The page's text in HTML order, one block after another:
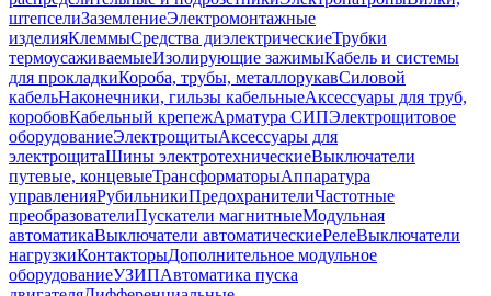
штепселиЗаземлениеЭлектромонтажные
изделияКлеммыСредства диэлектрическиеТрубки
термоусаживаемыеИзолирующие зажимыКабель и системы
для прокладкиКороба, трубы, металлорукавСиловой
кабельНаконечники, гильзы кабельныеАксессуары для труб,
коробовКабельный крепежАрматура СИПЭлектрощитовое
оборудованиеЭлектрощитыАксессуары для
электрощитаШины электротехническиеВыключатели
путевые, концевыеТрансформаторыАппаратура
управленияРубильникиПредохранителиЧастотные
преобразователиПускатели магнитныеМодульная
автоматикаВыключатели автоматическиеРелеВыключатели
нагрузкиКонтакторыДополнительное модульное
оборудованиеУЗИПАвтоматика пуска